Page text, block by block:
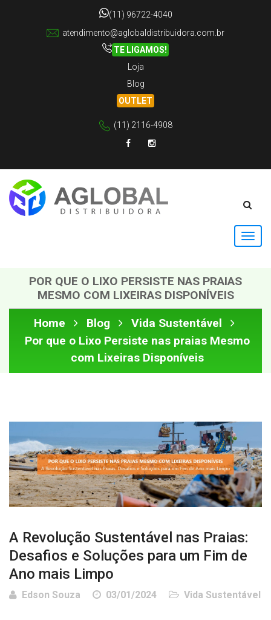
(11) 96722-4040
atendimento@aglobaldistribuidora.com.br
TE LIGAMOS!
Loja
Blog
OUTLET
(11) 2116-4908
POR QUE O LIXO PERSISTE NAS PRAIAS
MESMO COM LIXEIRAS DISPONÍVEIS
Home
Blog
Vida Sustentável
Por que o Lixo Persiste nas praias Mesmo
com Lixeiras Disponíveis
A Revolução Sustentável nas Praias:
Desafios e Soluções para um Fim de
Ano mais Limpo
Edson Souza 03/01/2024 Vida Sustentável